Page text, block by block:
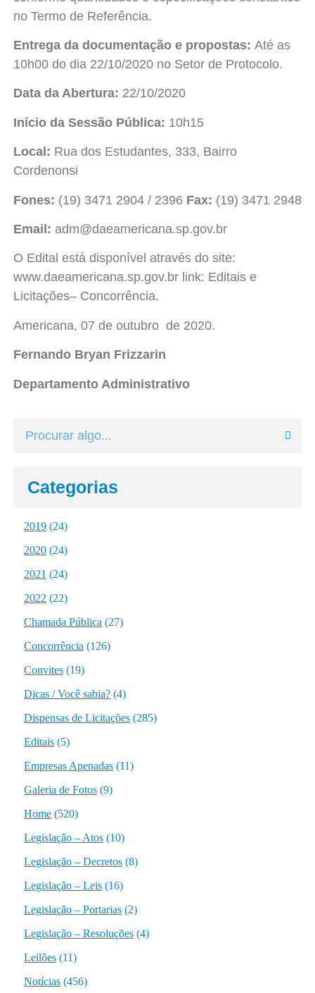
no Termo de Referência.
Entrega da documentação e propostas: Até as
10h00 do dia 22/10/2020 no Setor de Protocolo.
Data da Abertura: 22/10/2020
Início da Sessão Pública: 10h15
Local: Rua dos Estudantes, 333, Bairro
Cordenonsi
Fones: (19) 3471 2904 / 2396 Fax: (19) 3471 2948
Email: adm@daeamericana.sp.gov.br
O Edital está disponível através do site:
www.daeamericana.sp.gov.br link: Editais e
Licitações– Concorrência.
Americana, 07 de outubro de 2020.
Fernando Bryan Frizzarin
Departamento Administrativo
Categorias
2019(24)
2020(24)
2021 (24)
2022 (22)
Chamada Pública (27)
Concorrência (126)
Convites(19)
Dicas / Você sabia?(4)
Dispensas de Licitações(285)
Editais(5)
Empresas Apenadas(11)
Galeria de Fotos(9)
Home(520)
Legislação – Atos(10)
Legislação – Decretos(8)
Legislação – Leis(16)
Legislação – Portarias(2)
Legislação – Resoluções(4)
Leilões(11)
Notícias(456)